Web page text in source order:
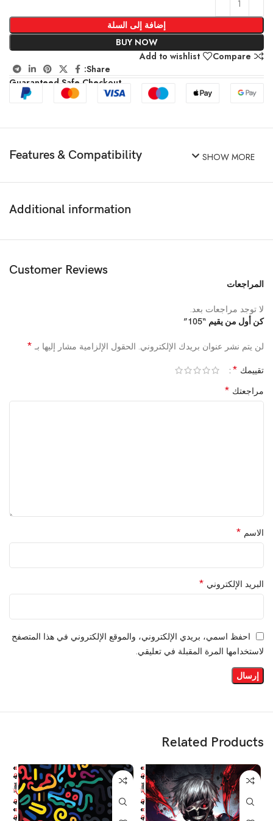
إضافة إلى السلة
BUY NOW
Compare
Add to wishlist
Share:
Guaranteed Safe Checkout
Features & Compatibility SHOW MORE
Additional information
Customer Reviews
المراجعات
لا توجد مراجعات بعد.
كن أول من يقيم “105”
لن يتم نشر عنوان بريدك الإلكتروني. الحقول الإلزامية مشار إليها بـ *
تقييمك *
مراجعتك *
الاسم *
البريد الإلكتروني *
احفظ اسمي، بريدي الإلكتروني، والموقع الإلكتروني في هذا المتصفح
لاستخدامها المرة المقبلة في تعليقي.
Related Products